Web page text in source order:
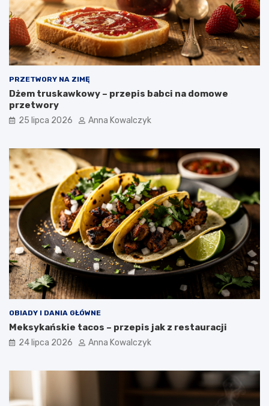
PRZETWORY NA ZIMĘ
Dżem truskawkowy – przepis babci na domowe
przetwory
25 lipca 2026 Anna Kowalczyk
OBIADY I DANIA GŁÓWNE
Meksykańskie tacos – przepis jak z restauracji
24 lipca 2026 Anna Kowalczyk